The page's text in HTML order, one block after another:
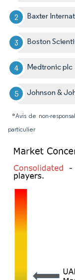
Baxter
Boston
Medtronic plc
Johnson &
*Avis de non-
particulier